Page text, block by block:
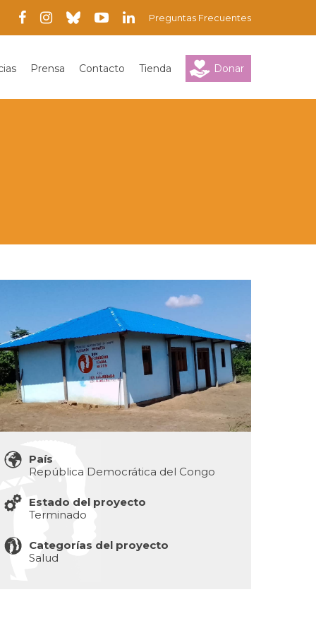
Preguntas Frecuentes
Prensa Contacto Tienda Donar
País
República Democrática del Congo
Estado del proyecto
Terminado
Categorías del proyecto
Salud